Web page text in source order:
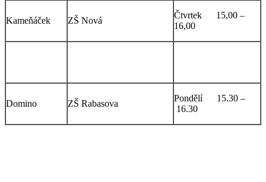
Kameňáček ZŠ Nová
Čtvrtek 15,00 –
16,00
Domino ZŠ Rabasova
Pondělí 15.30 –
16.30